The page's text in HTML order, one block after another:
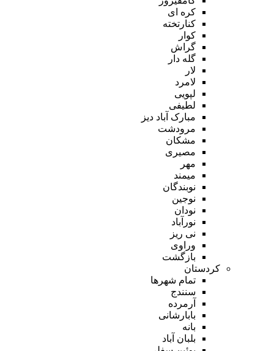
کره ای
کنارتخته
کوار
گراش
گله دار
لار
لامرد
لپویی
لطیفی
مبارک آباد دیز
مرودشت
مشکان
مصیری
مهر
میمند
نوبندگان
نوجین
نودان
نورآباد
نی ریز
وراوی
بازگشت
کردستان
تمام شهر‌ها
سنندج
آرمرده
بابارشانی
بانه
بلبان آباد